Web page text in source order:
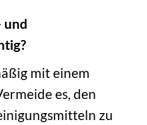
und
mit einem
es, den
zu